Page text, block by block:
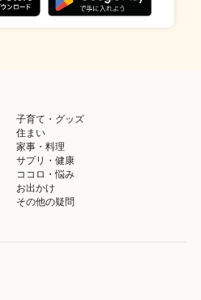
子育て・グッズ
住まい
家事・料理
サプリ・健康
ココロ・悩み
お出かけ
その他の疑問